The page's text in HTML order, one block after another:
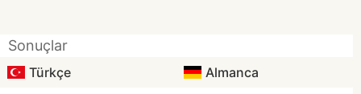
Sonuçlar
Türkçe
Almanca